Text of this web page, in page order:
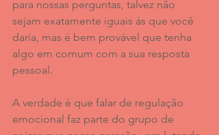
para nossas perguntas, talvez não
sejam exatamente iguais às que você
daria, mas é bem provável que tenha
algo em comum com a sua resposta
pessoal.
A verdade é que falar de regulação
emocional faz parte do grupo de